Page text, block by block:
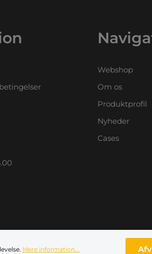
Webshop
Om os
Produktprofil
Nyheder
Cases
Mere information...